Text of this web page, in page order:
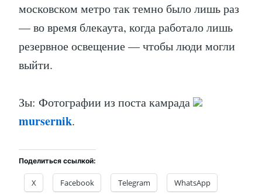
московском метро так темно было лишь раз
— во время блекаута, когда работало лишь
резервное освещение — чтобы люди могли
выйти.
Зы: Фотографии из поста камрада
mursernik.
Поделиться ссылкой:
X Facebook Telegram WhatsApp